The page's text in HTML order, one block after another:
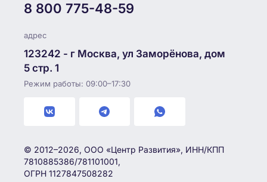
8 800 775-48-59
адрес
123242 - г Москва, ул Заморёнова, дом
5 стр. 1
Режим работы: 09:00–17:30
© 2012–2026, ООО «Центр Развития», ИНН/КПП
7810885386/781101001,
ОГРН 1127847508282